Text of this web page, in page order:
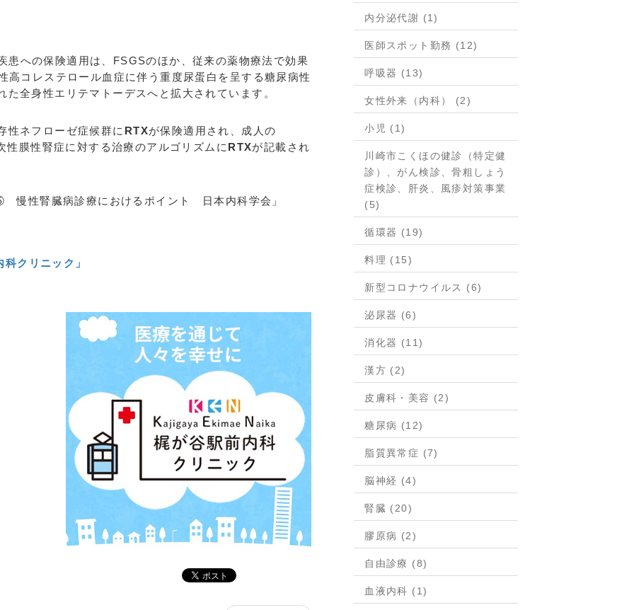
患への保険適用は、FSGSのほか、従来の薬物療法で効果
高コレステロール血症に伴う重度尿蛋白を呈する糖尿病性
全身性エリテマトーデスへと拡大されています。
性ネフローゼ症候群に RTXが保険適用され、成人の
膜性腎症に対する治療のアルゴリズムに RTXが記載され
性腎臓病診療におけるポイント 日本内科学会」
クリニック」
内分泌代謝 (1)
医師スポット勤務 (12)
呼吸器 (13)
女性外来（内科） (2)
小児 (1)
川崎市こくほの健診（特定健
診）、がん検診、骨粗しょう
症検診、肝炎、風疹対策事業
(5)
循環器 (19)
料理 (15)
新型コロナウイルス (6)
泌尿器 (6)
消化器 (11)
漢方 (2)
皮膚科・美容 (2)
糖尿病 (12)
脂質異常症 (7)
脳神経 (4)
腎臓 (20)
膠原病 (2)
自由診療 (8)
血液内科 (1)